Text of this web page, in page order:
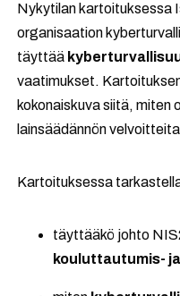
Nykytilan kartoituksessa
organisaation
täyttää
vaatimukset.
kokonaiskuva siitä,
lainsäädännön
Kartoituksessa
täyttääkö johto
kouluttautumis-